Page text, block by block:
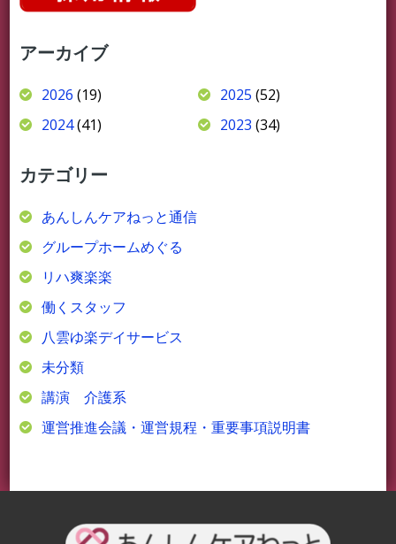
アーカイブ
2026 (19) 2025 (52)
2024(41) 2023 (34)
カテゴリー
あんしんケアねっと通信
グループホームめぐる
リハ爽楽楽
働くスタッフ
八雲ゆ楽デイサービス
未分類
講演 介護系
運営推進会議・運営規程・重要事項説明書